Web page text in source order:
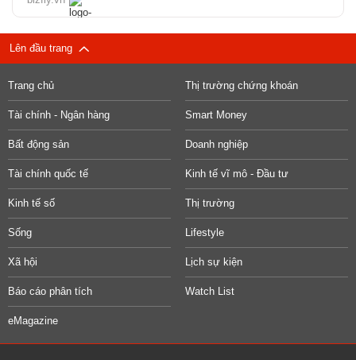
Lên đầu trang
Trang chủ Thị trường chứng khoán
Tài chính - Ngân hàng Smart Money
Bất động sản Doanh nghiệp
Tài chính quốc tế Kinh tế vĩ mô - Đầu tư
Kinh tế số Thị trường
Sống Lifestyle
Xã hội Lịch sự kiện
Báo cáo phân tích Watch List
eMagazine